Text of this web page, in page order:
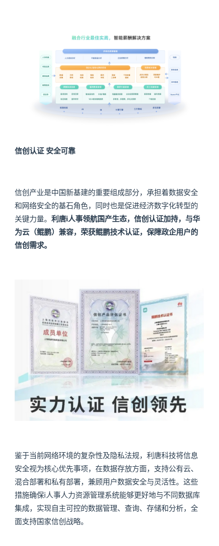
信创认证 安全可靠
信创产业是中国新基建的重要组成部分，承担着数据安全
和网络安全的基石角色，同时也是促进经济数字化转型的
关键力量。 利唐i人事领航国产生态，信创认证加持，与华
为云（鲲鹏）兼容，荣获鲲鹏技术认证，保障政企用户的
信创需求。
鉴于当前网络环境的复杂性及隐私法规，利唐科技将信息
安全视为核心优先事项，在数据存放方面，支持公有云、
混合部署和私有部署，兼顾用户数据安全与灵活性。这些
措施确保i人事人力资源管理系统能够更好地与不同数据库
集成，实现自主可控的数据管理、查询、存储和分析，全
面支持国家信创战略。